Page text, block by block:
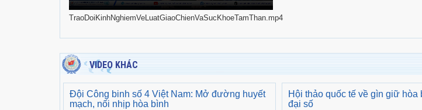
TraoDoiKinhNghiemVeLuatGiaoChienVaSucKhoeTamThan.mp4
VIDEO KHÁC
Đội Công binh số 4 Việt Nam: Mở đường huyết
mạch, nối nhịp hòa bình
Hội thảo quốc tế về gìn giữ hòa
đại số